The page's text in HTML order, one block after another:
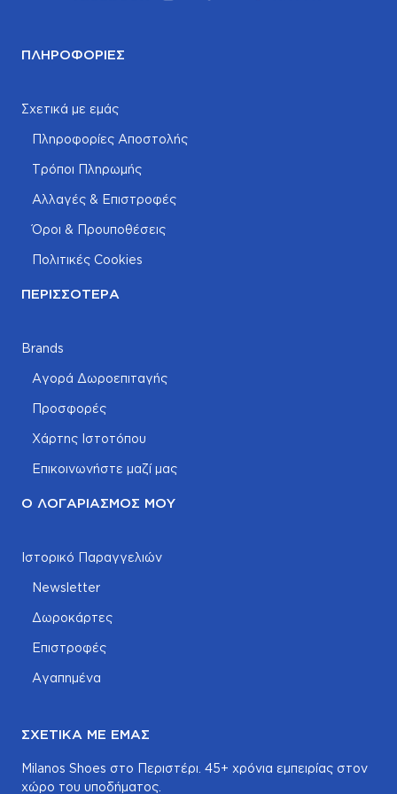
ΠΛΗΡΟΦΟΡΊΕΣ
Σχετικά με εμάς
Πληροφορίες Αποστολής
Τρόποι Πληρωμής
Αλλαγές & Επιστροφές
Όροι & Προυποθέσεις
Πολιτικές Cookies
ΠΕΡΙΣΣΌΤΕΡΑ
Brands
Αγορά Δωροεπιταγής
Προσφορές
Χάρτης Ιστοτόπου
Επικοινωνήστε μαζί μας
Ο ΛΟΓΑΡΙΑΣΜΌΣ ΜΟΥ
Ιστορικό Παραγγελιών
Newsletter
Δωροκάρτες
Επιστροφές
Αγαπημένα
ΣΧΕΤΙΚΆ ΜΕ ΕΜΆΣ
Milanos Shoes στο Περιστέρι. 45+ χρόνια εμπειρίας στον
χώρο του υποδήματος.